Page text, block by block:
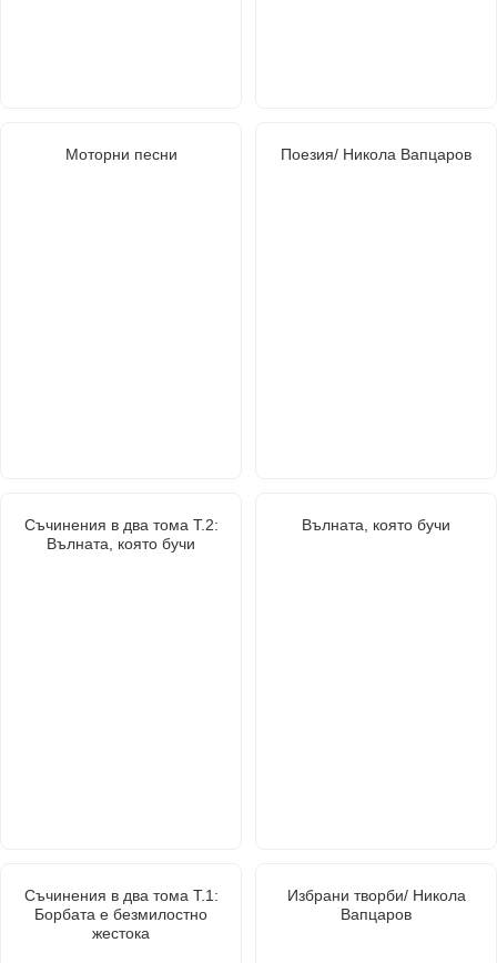
Моторни песни Поезия/ Никола Вапцаров
Съчинения в два тома Т.2:
Вълната, която бучи
Вълната, която бучи
Съчинения в два тома Т.1:
Борбата е безмилостно
жестока
Избрани творби/ Никола
Вапцаров